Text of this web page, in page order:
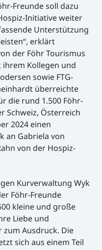
Freunde soll dazu
Initiative weiter
Unterstützung
erklärt
der Föhr Tourismus
ihrem Kollegen und
sowie FTG-
überreichte
die rund 1.500 Föhr-
Schweiz, Österreich
2024 einen
an Gabriela von
von der Hospiz-
Kurverwaltung Wyk
Föhr-Freunde
kleine und große
Liebe und
Ausdruck. Die
sich aus einem Teil